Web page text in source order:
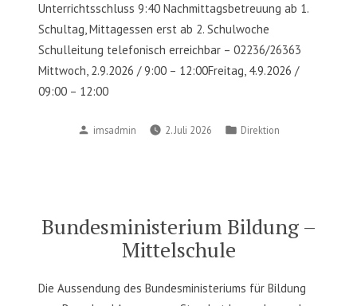
Unterrichtsschluss 9:40 Nachmittagsbetreuung ab 1.
Schultag, Mittagessen erst ab 2. Schulwoche
Schulleitung telefonisch erreichbar – 02236/26363
Mittwoch, 2.9.2026 / 9:00 – 12:00Freitag, 4.9.2026 /
09:00 – 12:00
Posted
imsadmin 2. Juli 2026
Posted
Direktion
Bundesministerium Bildung –
Mittelschule
Die Aussendung des Bundesministeriums für Bildung